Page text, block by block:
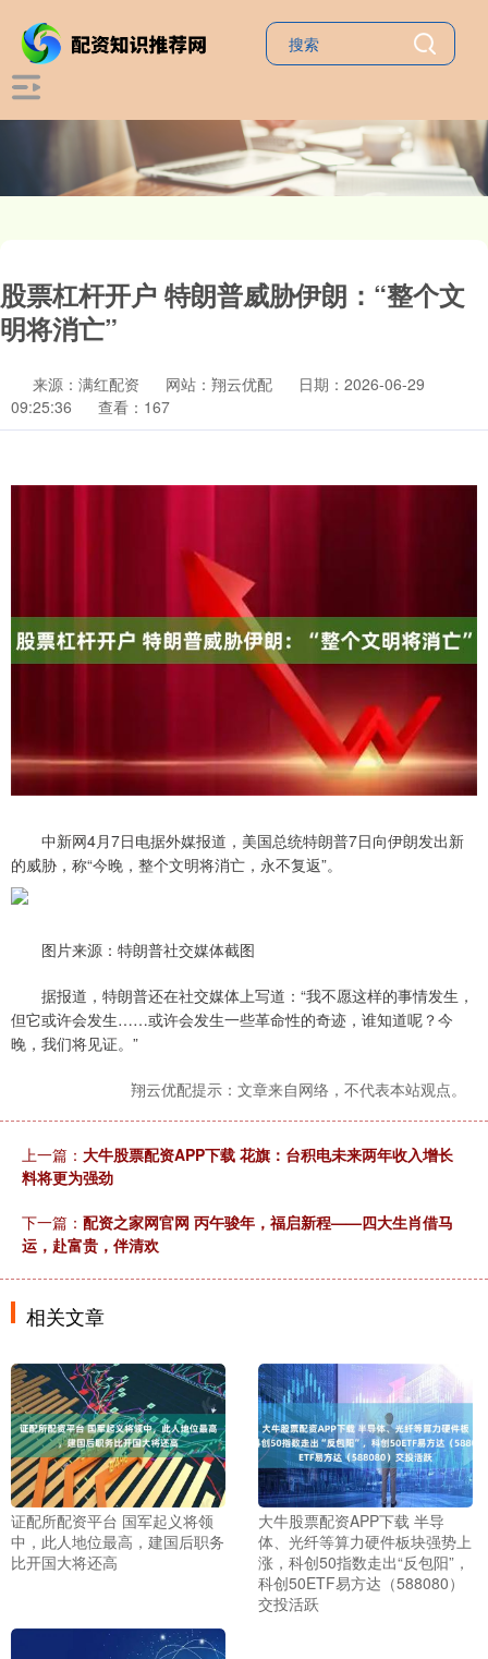
股票杠杆开户 特朗普威胁伊朗：“整个文
明将消亡”
来源：满红配资 网站：翔云优配
日期：2026-06-29
09:25:36
查看：167
中新网4月7日电据外媒报道，美国总统特朗普7日向伊朗发出新
的威胁，称“今晚，整个文明将消亡，永不复返”。
图片来源：特朗普社交媒体截图
据报道，特朗普还在社交媒体上写道：“我不愿这样的事情发生，
但它或许会发生……或许会发生一些革命性的奇迹，谁知道呢？今
晚，我们将见证。”
翔云优配提示：文章来自网络，不代表本站观点。
上一篇： 大牛股票配资APP下载 花旗：台积电未来两年收入增长
料将更为强劲
下一篇： 配资之家网官网 丙午骏年，福启新程——四大生肖借马
运，赴富贵，伴清欢
相关文章
证配所配资平台 国军起义将领
中，此人地位最高，建国后职务
比开国大将还高
大牛股票配资APP下载 半导
体、光纤等算力硬件板块强势上
涨，科创50指数走出“反包阳”，
科创50ETF易方达（588080）
交投活跃